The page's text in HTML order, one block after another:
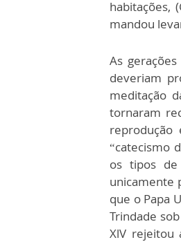
habitações,
mandou
As
deveriam
meditação
tornaram
reprodução
“catecismo
os tipos de
unicamente
que o Papa
Trindade
XlV rejeitou